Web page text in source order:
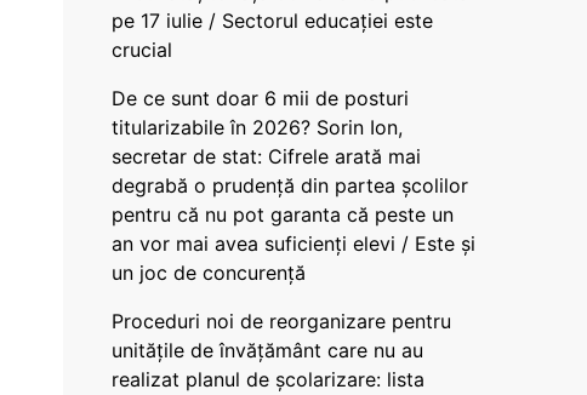
pe 17 iulie / Sectorul educației este
crucial
De ce sunt doar 6 mii de posturi
titularizabile în 2026? Sorin Ion,
secretar de stat: Cifrele arată mai
degrabă o prudență din partea școlilor
pentru că nu pot garanta că peste un
an vor mai avea suficienți elevi / Este și
un joc de concurență
Proceduri noi de reorganizare pentru
unitățile de învățământ care nu au
realizat planul de școlarizare: lista